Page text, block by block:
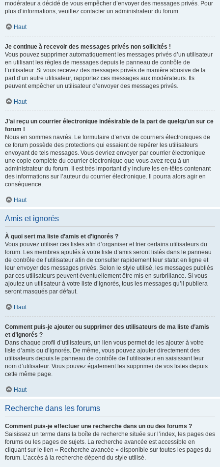
modérateur a décidé de vous empêcher d’envoyer des messages privés. Pour
plus d’informations, veuillez contacter un administrateur du forum.
Haut
Je continue à recevoir des messages privés non sollicités !
Vous pouvez supprimer automatiquement les messages privés d’un utilisateur
en utilisant les règles de messages depuis le panneau de contrôle de
l’utilisateur. Si vous recevez des messages privés de manière abusive de la
part d’un autre utilisateur, rapportez ces messages aux modérateurs. Ils
peuvent empêcher un utilisateur d’envoyer des messages privés.
Haut
J’ai reçu un courrier électronique indésirable de la part de quelqu’un sur ce
forum !
Nous en sommes navrés. Le formulaire d’envoi de courriers électroniques de
ce forum possède des protections qui essaient de repérer les utilisateurs
envoyant de tels messages. Vous devriez envoyer par courrier électronique
une copie complète du courrier électronique que vous avez reçu à un
administrateur du forum. Il est très important d’y inclure les en-têtes contenant
des informations sur l’auteur du courrier électronique. Il pourra alors agir en
conséquence.
Haut
Amis et ignorés
À quoi sert ma liste d’amis et d’ignorés ?
Vous pouvez utiliser ces listes afin d’organiser et trier certains utilisateurs du
forum. Les membres ajoutés à votre liste d’amis seront listés dans le panneau
de contrôle de l’utilisateur afin de consulter rapidement leur statut en ligne et
leur envoyer des messages privés. Selon le style utilisé, les messages publiés
par ces utilisateurs peuvent éventuellement être mis en surbrillance. Si vous
ajoutez un utilisateur à votre liste d’ignorés, tous les messages qu’il publiera
seront masqués par défaut.
Haut
Comment puis-je ajouter ou supprimer des utilisateurs de ma liste d’amis
et d’ignorés ?
Dans chaque profil d’utilisateurs, un lien vous permet de les ajouter à votre
liste d’amis ou d’ignorés. De même, vous pouvez ajouter directement des
utilisateurs depuis le panneau de contrôle de l’utilisateur en saisissant leur
nom d’utilisateur. Vous pouvez également les supprimer de vos listes depuis
cette même page.
Haut
Recherche dans les forums
Comment puis-je effectuer une recherche dans un ou des forums ?
Saisissez un terme dans la boîte de recherche située sur l’index, les pages des
forums ou les pages de sujets. La recherche avancée est accessible en
cliquant sur le lien « Recherche avancée » disponible sur toutes les pages du
forum. L’accès à la recherche dépend du style utilisé.